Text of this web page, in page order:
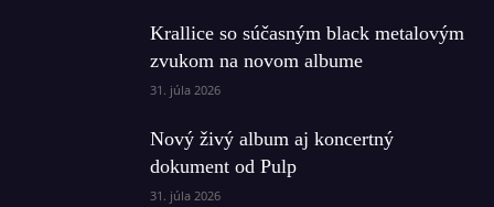
Krallice so súčasným black metalovým
zvukom na novom albume
31. júla 2026
Nový živý album aj koncertný
dokument od Pulp
31. júla 2026